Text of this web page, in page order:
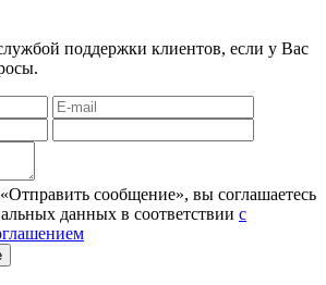
поддержки клиентов, если у Вас
сообщение», вы соглашаетесь
данных в соответствии с